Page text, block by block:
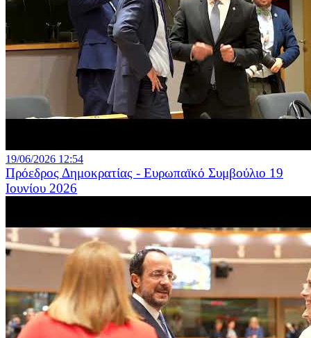
19/06/2026 12:54
Πρόεδρος Δημοκρατίας - Ευρωπαϊκό Συμβούλιο 19
Ιουνίου 2026